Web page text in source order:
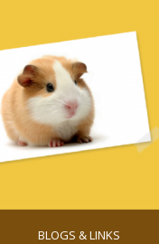
BLOGS & LINKS